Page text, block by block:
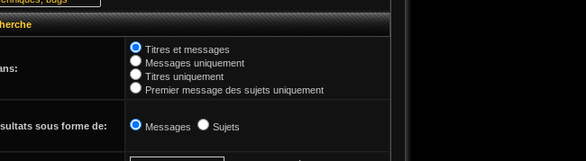
Titres et messages
Messages uniquement
Titres uniquement
Premier message des sujets uniquement
sous forme de: Messages Sujets